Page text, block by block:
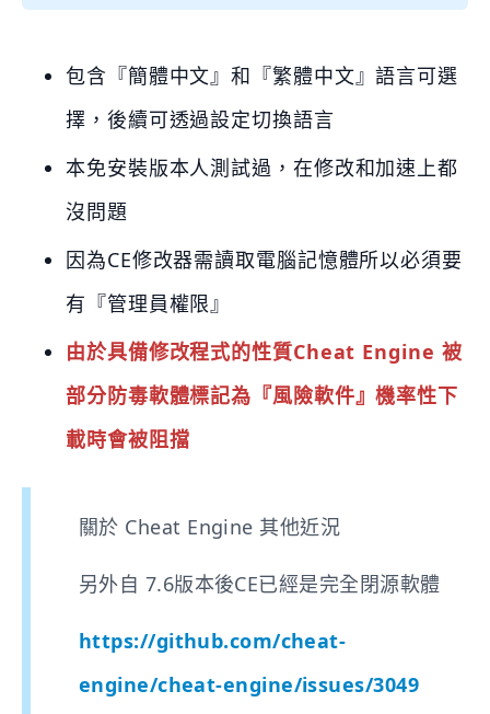
包含『簡體中文』和『繁體中文』語言可選
擇， 後續可透過設定切換語言
本免安裝版本人測試過，在修改和加速上都
沒問題
因為CE修改器需讀取電腦記憶體所以必須要
有『管理員權限』
由於具備修改程式的性質Cheat Engine 被
部分防毒軟體標記為『風險軟件』機率性下
載時會被阻擋
關於 Cheat Engine 其他近況
另外自 7.6版本後CE已經是完全閉源軟體
https://github.com/cheat-
engine/cheat-engine/issues/3049